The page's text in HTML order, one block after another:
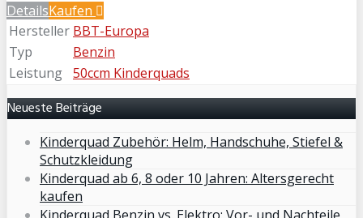
DetailsKaufen
Hersteller BBT-Europa
Typ
Benzin
Leistung 50ccm Kinderquads
Neueste Beiträge
Kinderquad Zubehör: Helm, Handschuhe, Stiefel &
Schutzkleidung
Kinderquad ab 6, 8 oder 10 Jahren: Altersgerecht
kaufen